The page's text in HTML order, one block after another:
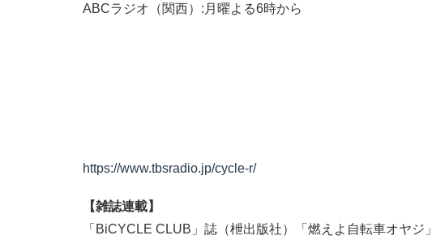
ABCラジオ（関西）:月曜よる6時から
https://www.tbsradio.jp/cycle-r/
【雑誌連載】
「BiCYCLE CLUB」誌（枻出版社）「燃えよ自転車オヤジ」